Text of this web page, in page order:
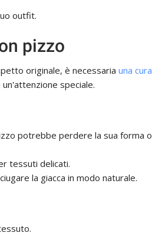
outfit.
pizzo
originale, è necessaria una cura
speciale.
potrebbe perdere la sua forma o
tessuti delicati.
la giacca in modo naturale.